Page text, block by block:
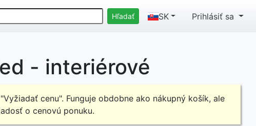
SK Prihlásiť sa
- interiérové
cenu". Funguje obdobne ako nákupný košík, ale
o cenovú ponuku.